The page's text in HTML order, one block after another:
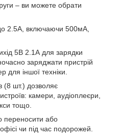
– ви можете обрати
2.5А, включаючи 500мА,
5В 2.1А для зарядки
заряджати пристрій
для іншої техніки.
(8 шт.) дозволяє
камери, аудіоплеєри,
тощо.
переносити або
чи під час подорожей.